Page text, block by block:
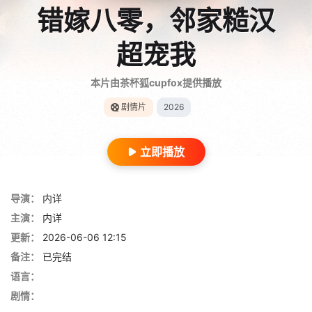
错嫁八零，邻家糙汉
超宠我
本片由茶杯狐cupfox提供播放
剧情片 2026
立即播放
导演：
内详
主演：
内详
更新：
2026-06-06 12:15
备注：
已完结
语言：
剧情：